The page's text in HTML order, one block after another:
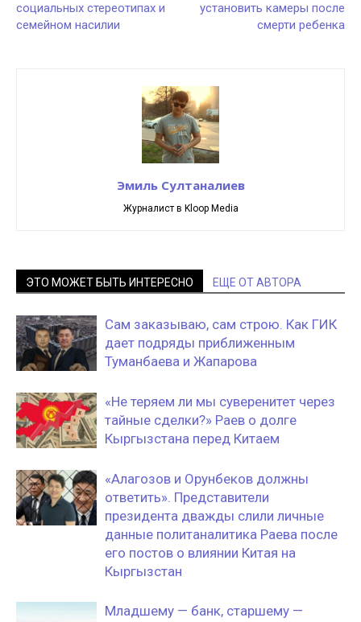
социальных стереотипах и
семейном насилии
установить камеры после
смерти ребенка
Эмиль Султаналиев
Журналист в Kloop Media
ЭТО МОЖЕТ БЫТЬ ИНТЕРЕСНО ЕЩЕ ОТ АВТОРА
Сам заказываю, сам строю. Как ГИК
дает подряды приближенным
Туманбаева и Жапарова
«Не теряем ли мы суверенитет через
тайные сделки?» Раев о долге
Кыргызстана перед Китаем
«Алагозов и Орунбеков должны
ответить». Представители
президента дважды слили личные
данные политаналитика Раева после
его постов о влиянии Китая на
Кыргызстан
Младшему — банк, старшему —